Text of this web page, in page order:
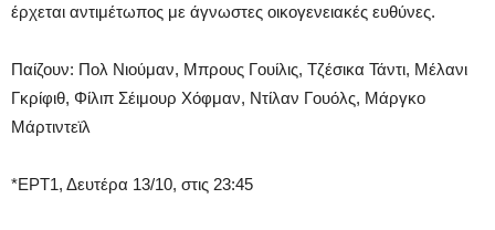
έρχεται αντιμέτωπος με άγνωστες οικογενειακές ευθύνες.
Παίζουν: Πολ Νιούμαν, Μπρους Γουίλις, Τζέσικα Τάντι, Μέλανι
Γκρίφιθ, Φίλιπ Σέιμουρ Χόφμαν, Ντίλαν Γουόλς, Μάργκο
Μάρτιντεϊλ
*ΕΡΤ1, Δευτέρα 13/10, στις 23:45